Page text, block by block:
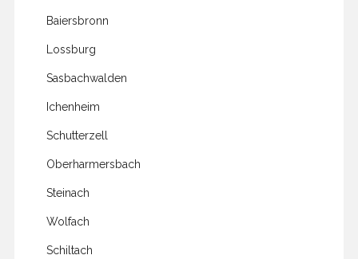
Baiersbronn
Lossburg
Sasbachwalden
Ichenheim
Schutterzell
Oberharmersbach
Steinach
Wolfach
Schiltach